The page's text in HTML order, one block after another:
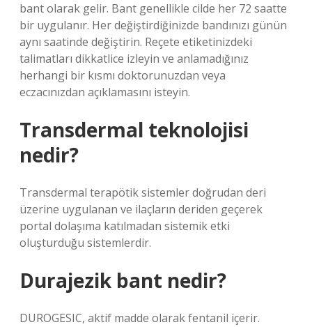
bant olarak gelir. Bant genellikle cilde her 72 saatte
bir uygulanır. Her değiştirdiğinizde bandınızı günün
aynı saatinde değiştirin. Reçete etiketinizdeki
talimatları dikkatlice izleyin ve anlamadığınız
herhangi bir kısmı doktorunuzdan veya
eczacınızdan açıklamasını isteyin.
Transdermal teknolojisi
nedir?
Transdermal terapötik sistemler doğrudan deri
üzerine uygulanan ve ilaçların deriden geçerek
portal dolaşıma katılmadan sistemik etki
oluşturduğu sistemlerdir.
Durajezik bant nedir?
DUROGESIC, aktif madde olarak fentanil içerir.